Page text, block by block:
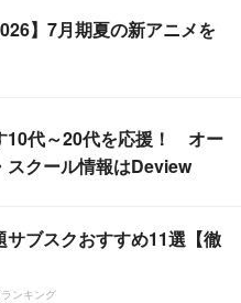
】7月期夏の新アニメを
10代～20代を応援！ オー
スクール情報はDeview
サブスクおすすめ11選【徹
ンキング